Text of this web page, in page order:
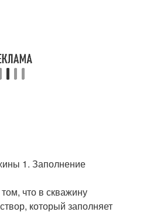
1. Заполнение
что в скважину
который заполняет